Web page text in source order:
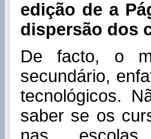
edição de a
dispersão dos
De facto, o
secundário,
tecnológicos.
saber se os